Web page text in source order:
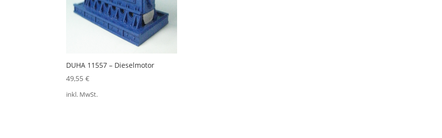
DUHA 11557 – Dieselmotor
49,55€
inkl. MwSt.